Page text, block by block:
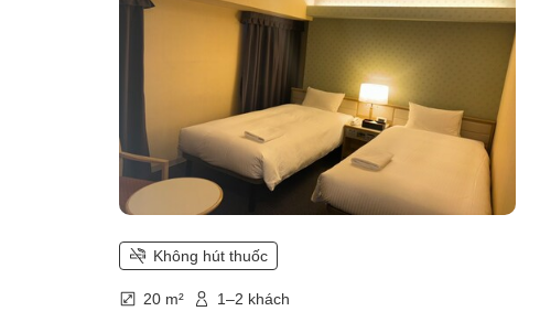
Không hút thuốc
20 m² 1–2 khách